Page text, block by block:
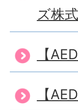
ズ株
【
【